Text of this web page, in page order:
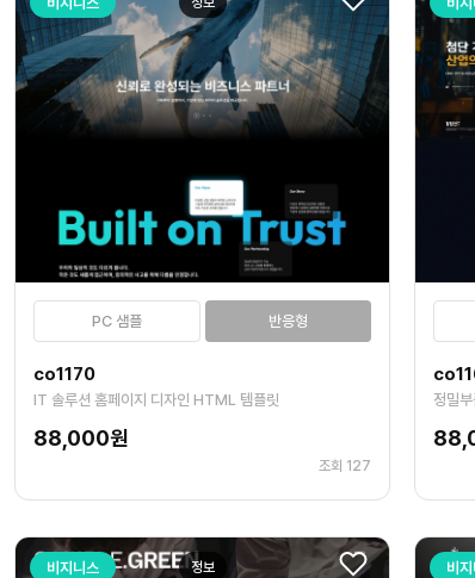
PC 샘플 반응형
co1170
IT 솔루션 홈페이지 디자인 HTML 템플릿
88,000원
조회 127
정보
비지니스 비